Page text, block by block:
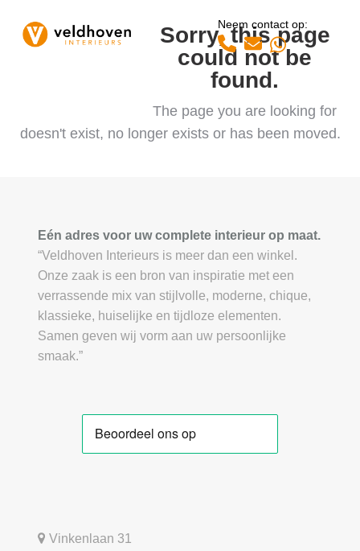
content
mobile
mobile
Neem contact op:
Whatsapp
Sorry, this page
could not be
found.
The page you are looking for
doesn't exist, no longer exists or has been moved.
Eén adres voor uw complete interieur op maat.
“Veldhoven Interieurs is meer dan een winkel.
Onze zaak is een bron van inspiratie met een
verrassende mix van stijlvolle, moderne, chique,
klassieke, huiselijke en tijdloze elementen.
Samen geven wij vorm aan uw persoonlijke
smaak.”
Vinkenlaan 31